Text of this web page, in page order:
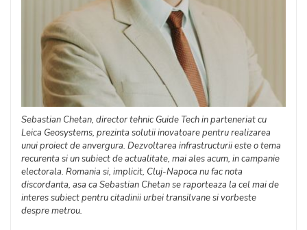
Sebastian Chetan, director tehnic Guide Tech in parteneriat cu
Leica Geosystems, prezinta solutii inovatoare pentru realizarea
unui proiect de anvergura. Dezvoltarea infrastructurii este o tema
recurenta si un subiect de actualitate, mai ales acum, in campanie
electorala. Romania si, implicit, Cluj-Napoca nu fac nota
discordanta, asa ca Sebastian Chetan se raporteaza la cel mai de
interes subiect pentru citadinii urbei transilvane si vorbeste
despre metrou.